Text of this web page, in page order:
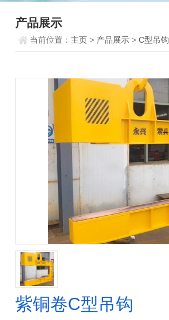
产品展示
当前位置： 主页 > 产品展示 >C型吊钩
紫铜卷C型吊钩